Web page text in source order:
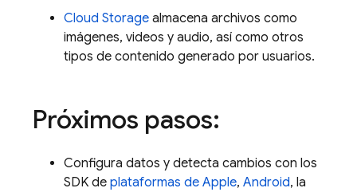
Cloud Storage almacena archivos como
imágenes, videos y audio, así como otros
tipos de contenido generado por usuarios.
Próximos pasos:
Configura datos y detecta cambios con los
SDK de plataformas de Apple, Android, la